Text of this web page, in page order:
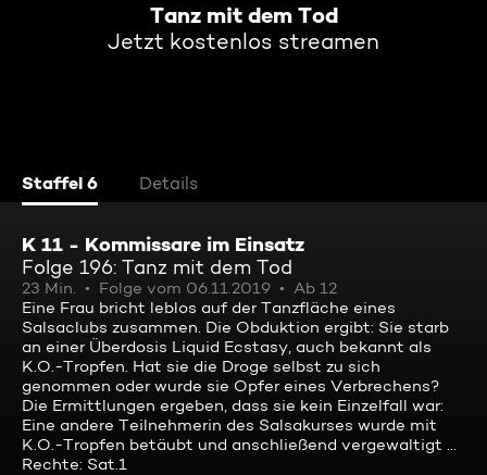
Tanz mit dem Tod
Jetzt kostenlos streamen
Staffel 6 Details
K 11 - Kommissare im Einsatz
Folge 196: Tanz mit dem Tod
23 Min. Folge vom 06.11.2019
Ab 12
Eine Frau bricht leblos auf der Tanzfläche eines
Salsaclubs zusammen. Die Obduktion ergibt: Sie starb
an einer Überdosis Liquid Ecstasy, auch bekannt als
K.O.-Tropfen. Hat sie die Droge selbst zu sich
genommen oder wurde sie Opfer eines Verbrechens?
Die Ermittlungen ergeben, dass sie kein Einzelfall war:
Eine andere Teilnehmerin des Salsakurses wurde mit
K.O.-Tropfen betäubt und anschließend vergewaltigt ...
Rechte: Sat.1